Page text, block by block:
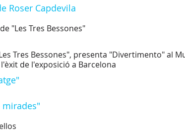
Roser Capdevila
"Les Tres Bessones"
Tres Bessones", presenta "Divertimento" al
de l'exposició a Barcelona
mirades"